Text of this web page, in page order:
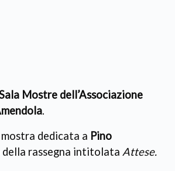
Mostre dell’Associazione
.
dedicata a Pino
rassegna intitolata Attese.